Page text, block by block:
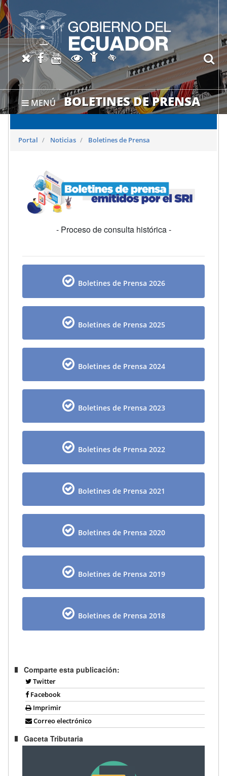
MENÚ BOLETINES DE PRENSA
X oficial del SRI
Facebook oficial SRI
Canal del SRI en YouTube
Abrir página de
Abrir página de
Activar/quitar contraste
Portal Noticias Boletines de Prensa
- Proceso de consulta histórica -
Boletines de Prensa 2026
Boletines de Prensa 2025
Boletines de Prensa 2024
Boletines de Prensa 2023
Boletines de Prensa 2022
Boletines de Prensa 2021
Boletines de Prensa 2020
Boletines de Prensa 2019
Boletines de Prensa 2018
Comparte esta publicación:
Twitter
Facebook
Imprimir
Correo electrónico
Gaceta Tributaria